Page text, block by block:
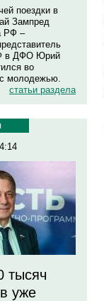
поездки в
Зампред
РФ –
в ДФО Юрий
во
молодежью.
статьи раздела
тысяч
уже